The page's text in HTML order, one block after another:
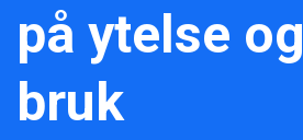
på ytelse og
bruk